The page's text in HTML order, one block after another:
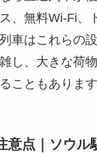
、無料Wi-Fi、
車はこれらの
し、大きな荷
こともあります
意点｜ソウル